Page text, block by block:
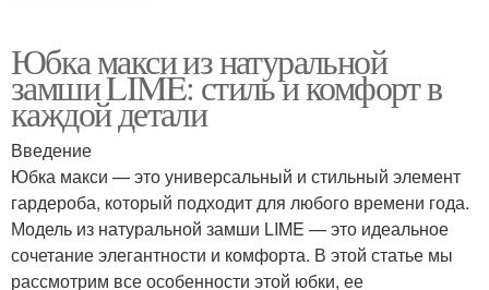
Юбка макси из натуральной
замши LIME: стиль и комфорт в
каждой детали
Введение
Юбка макси — это универсальный и стильный элемент
гардероба, который подходит для любого времени года.
Модель из натуральной замши LIME — это идеальное
сочетание элегантности и комфорта. В этой статье мы
рассмотрим все особенности этой юбки, ее